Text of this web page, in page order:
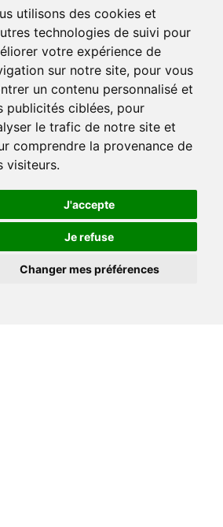
technologies de suivi pour
votre expérience de
sur notre site, pour vous
un contenu personnalisé et
publicités ciblées, pour
le trafic de notre site et
comprendre la provenance de
visiteurs.
J'accepte
Je refuse
Changer mes préférences